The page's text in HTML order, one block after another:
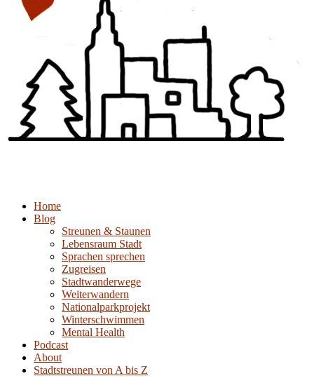
Home
Blog
Streunen & Staunen
Lebensraum Stadt
Sprachen sprechen
Zugreisen
Stadtwanderwege
Weiterwandern
Nationalparkprojekt
Winterschwimmen
Mental Health
Podcast
About
Stadtstreunen von A bis Z